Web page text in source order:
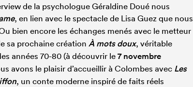
de la psychologue Géraldine Doué nous
, en lien avec le spectacle de Lisa Guez que nous
bien encore les échanges menés avec le metteur
sa prochaine création À mots doux, véritable
années 70-80 (à découvrir le7 novembre
avons le plaisir d’accueillir à Colombes avec Les
, un conte moderne inspiré de faits réels